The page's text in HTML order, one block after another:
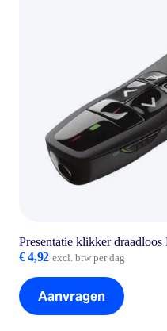
Presentatie klikker draadloos
€4,92 excl. btw per dag
Aanvragen